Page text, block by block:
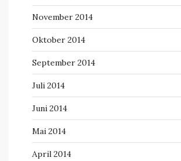
November 2014
Oktober 2014
September 2014
Juli 2014
Juni 2014
Mai 2014
April 2014